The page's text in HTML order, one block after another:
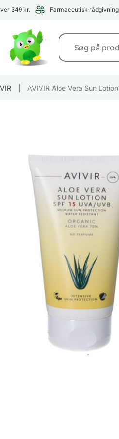
349 kr. Farmaceutisk rådgivning
AVIVIR Aloe Vera Sun Lotion